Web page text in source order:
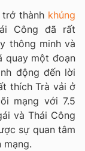
thành khủng
Công đã rất
thông minh và
quay một đoạn
động đến lời
thích Trà vải ở
mạng với 7.5
và Thái Công
sự quan tâm
mạng.